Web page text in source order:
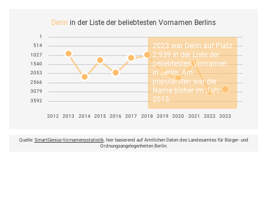
Derin in der Liste der beliebtesten Vornamen Berlins
2023 war Derin auf Platz
2.939 in der Liste der
beliebtesten Vornamen
in Berlin. Am
populärsten war der
Name bisher im Jahr
2013.
1
514
1027
1540
2053
2566
3079
3592
2012 2013 2014 2015 2016 2017 2018 2019 2020 2021 2022 2023
Quelle: SmartGenius-Vornamensstatistik, hier basierend auf Amtlichen Daten des Landesamtes für Bürger- und
Ordnungsangelegenheiten Berlin.